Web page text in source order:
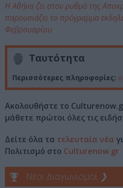
Η Αθήνα ζει στον ρυθμό της
παρουσιάζει το πρόγραμμα
Φεβρουαρίου
Ταυτότητα
Περισσότερες πληροφορίες:
Ακολουθήστε το
μάθετε πρώτοι όλες τις
Δείτε όλα τα τελευταία νέα
Πολιτισμό στο Culturenow.gr
Νέοι Διαγωνισμοί ❯